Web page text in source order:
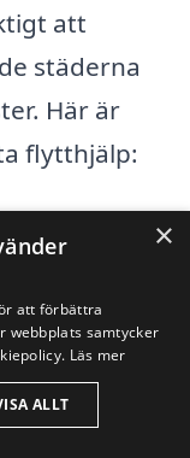
att
städerna
Här är
flytthjälp:
×
att förbättra
webbplats samtycker
Läs mer
ALLT